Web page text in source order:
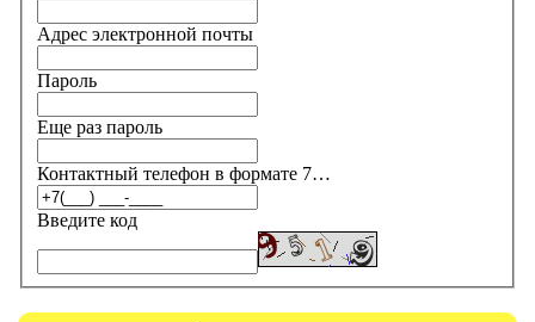
Адрес электронной почты
Пароль
Еще раз пароль
Контактный телефон в формате 7…
Введите код